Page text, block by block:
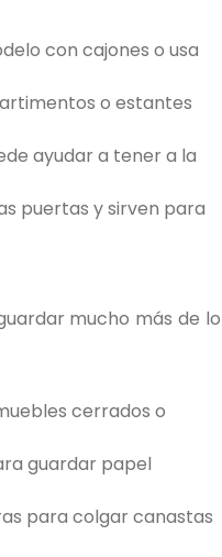
con cajones o usa
o estantes
ayudar a tener a la
puertas y sirven para
mucho más de lo
cerrados o
guardar papel
para colgar canastas